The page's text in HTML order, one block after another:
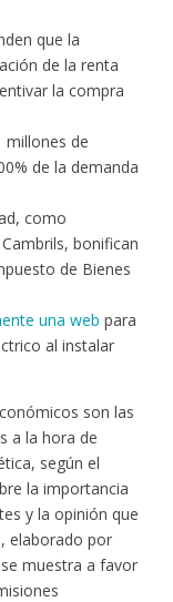
que la
de la renta
la compra
millones de
de la demanda
como
bonifican
de Bienes
una web para
al instalar
son las
a la hora de
según el
la importancia
y la opinión que
elaborado por
muestra a favor